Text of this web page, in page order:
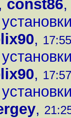
const86
,
,
,